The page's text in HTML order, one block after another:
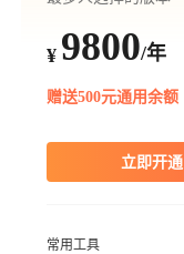
¥ 9800/年
赠送500元通用余额
立即开通
常用工具